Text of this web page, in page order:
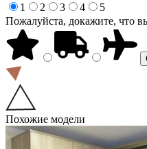
1
2 3 4
5
Пожалуйста, докажите, что
Похожие модели